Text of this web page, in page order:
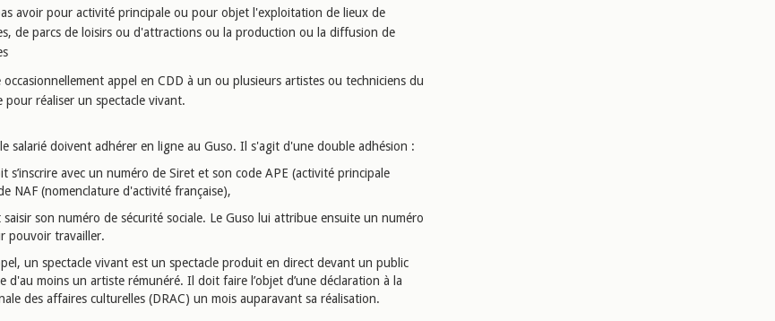
avoir pour activité principale ou pour objet l'exploitation de lieux de
de parcs de loisirs ou d'attractions ou la production ou la diffusion de
occasionnellement appel en CDD à un ou plusieurs artistes ou techniciens du
pour réaliser un spectacle vivant.
le salarié doivent adhérer en ligne au Guso. Il s'agit d'une double adhésion :
s’inscrire avec un numéro de Siret et son code APE (activité principale
NAF (nomenclature d'activité française),
saisir son numéro de sécurité sociale. Le Guso lui attribue ensuite un numéro
pouvoir travailler.
un spectacle vivant est un spectacle produit en direct devant un public
d'au moins un artiste rémunéré. Il doit faire l’objet d’une déclaration à la
des affaires culturelles (DRAC) un mois auparavant sa réalisation.